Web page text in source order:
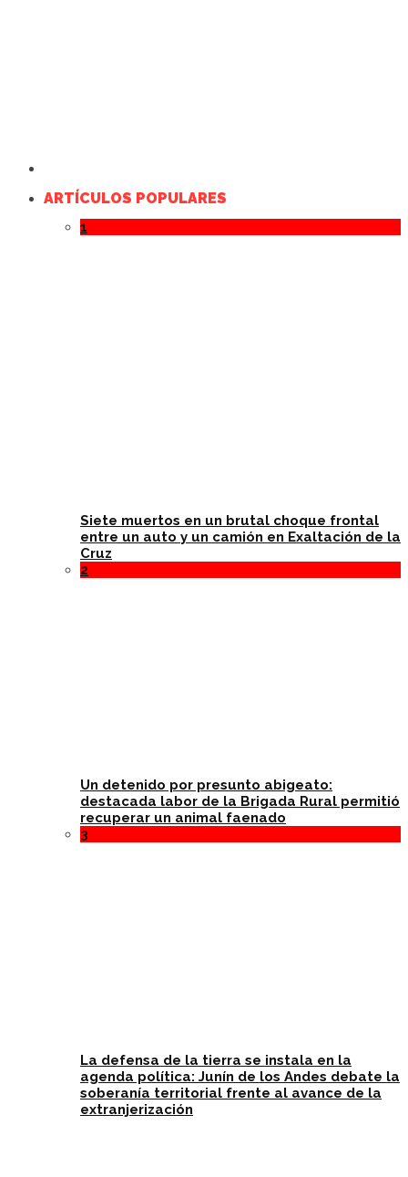
ARTÍCULOS POPULARES
1
Siete muertos en un brutal choque frontal
entre un auto y un camión en Exaltación de la
Cruz
2
Un detenido por presunto abigeato:
destacada labor de la Brigada Rural permitió
recuperar un animal faenado
3
La defensa de la tierra se instala en la
agenda política: Junín de los Andes debate la
soberanía territorial frente al avance de la
extranjerización